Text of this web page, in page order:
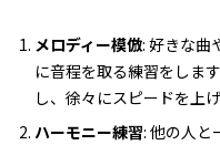
メロディー模倣: 好きな曲
に音程を取る練習をしま
し、徐々にスピードを上
ハーモニー練習: 他の人と